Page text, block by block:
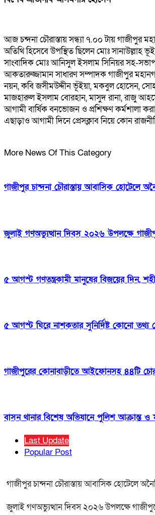
আজ চন্দনা চৌরাস্তায় সন্ধ্যা ৭.০০ টায় গাজীপুর
অতিথি হিসেবে উপস্থিত ছিলেন মোঃ সানাউল্লাহ
সাংবাদিক মোঃ আনিসুল ইসলাম সিনিয়র সহ-
আকতারুজ্জামান সাধারণ সম্পাদক গাজীপুর
নয়ন, কবি জসীমউদ্দীন ভূঁইয়া, মকবুল হোসেন,
মাজহারুল ইসলাম বোরহান, মাসুদ রানা, রাজু
আগামী বার্ষিক বনভোজন ও প্রশিক্ষণ কর্মশালা
এছাড়াও আগামী দিনে প্রেসক্লাব নিয়ে কোন
More News Of This Category
গাজীপুর চান্দনা চৌরাস্তায় আবাসিক হোটেলে
জুলাই গণঅভ্যুত্থান দিবস ২০২৬ উপলক্ষে
৫ আগস্ট গণতন্ত্রকামী মানুষের বিজয়ের দিন,
৫ আগস্ট ঘিরে নাশকতার সুনির্দিষ্ট কোনো তথ্য
গাজীপুরের কোনাবাড়ীতে আইফোনসহ ৪৪টি
বাসন থানার বিশেষ অভিযানে পুলিশ আক্রান্ত ও
Last Update
Popular Post
গাজীপুর চান্দনা চৌরাস্তায় আবাসিক হোটেলে
জুলাই গণঅভ্যুত্থান দিবস ২০২৬ উপলক্ষে